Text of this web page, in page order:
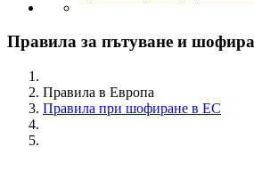
Правила за пътуване и
Правила в Европа
Правила при шофиране в ЕС